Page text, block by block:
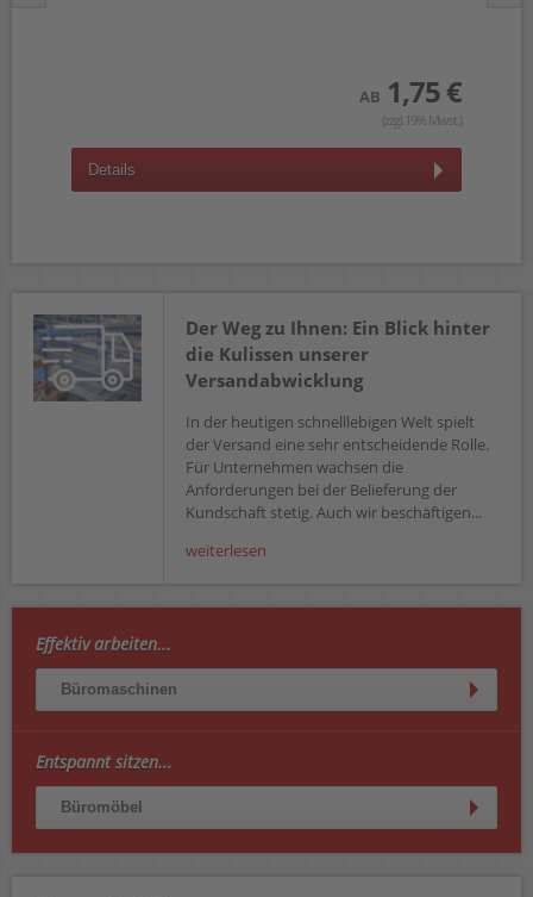
AB 1,75 €
(zzgl.19% Mwst.)
Details
Der Weg zu Ihnen: Ein Blick hinter
die Kulissen unserer
Versandabwicklung
In der heutigen schnelllebigen Welt spielt
der Versand eine sehr entscheidende Rolle.
Für Unternehmen wachsen die
Anforderungen bei der Belieferung der
Kundschaft stetig. Auch wir beschäftigen...
weiterlesen
Effektiv arbeiten...
Büromaschinen
Entspannt sitzen...
Büromöbel